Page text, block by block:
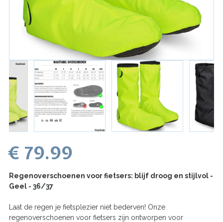
€ 79.99
Regenoverschoenen voor fietsers: blijf droog en stijlvol -
Geel - 36/37
Laat de regen je fietsplezier niet bederven! Onze
regenoverschoenen voor fietsers zijn ontworpen voor